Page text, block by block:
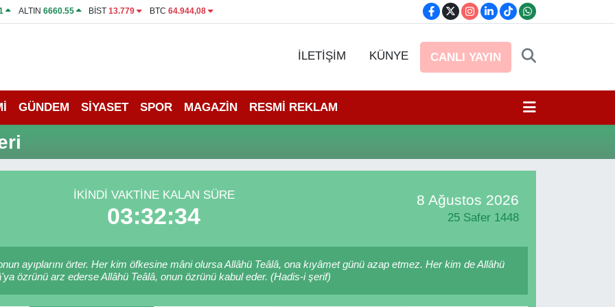
ALTIN 6660.55 BİST13.779 BTC 64.944,08
İLETİŞİM KÜNYE CANLI YAYIN
GÜNDEM SİYASET SPOR MAGAZİN RESMİ REKLAM
İKINDI VAKTINE KALAN SÜRE
03:32:34
8 Ağustos 2026
25 Safer 1448
ayıplarını örter. Her kim öfkesine mâni olursa Allâhü Teâlâ, ona kıyâmet günü azap etmez. Her kim de Allâhü
özrünü arz ederse Allâhü Teâlâ, onun özrünü kabul eder. (Hadis-i şerif)